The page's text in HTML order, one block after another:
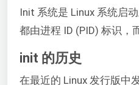
Init 系统是 Linux 系统启
都由进程 ID (PID) 标识，
init 的历史
在最近的 Linux 发行版中